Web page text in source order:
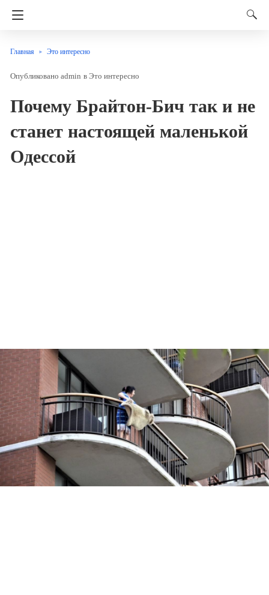
Главная Это интересно
admin в Это интересно
Почему Брайтон-Бич так и не
станет настоящей маленькой
Одессой